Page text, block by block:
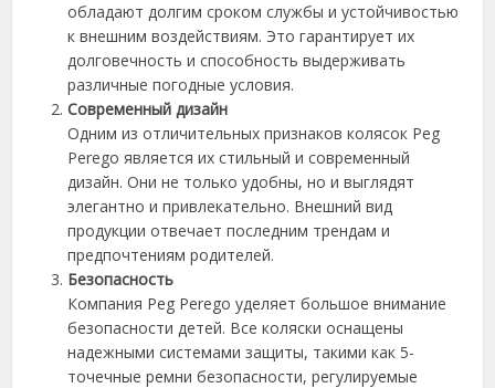
обладают долгим сроком службы и устойчивостью
к внешним воздействиям. Это гарантирует их
долговечность и способность выдерживать
различные погодные условия.
Современный дизайн
Одним из отличительных признаков колясок Peg
Perego является их стильный и современный
дизайн. Они не только удобны, но и выглядят
элегантно и привлекательно. Внешний вид
продукции отвечает последним трендам и
предпочтениям родителей.
Безопасность
Компания Peg Perego уделяет большое внимание
безопасности детей. Все коляски оснащены
надежными системами защиты, такими как 5-
точечные ремни безопасности, регулируемые